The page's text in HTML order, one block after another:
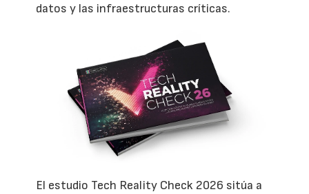
datos y las infraestructuras críticas.
El estudio Tech Reality Check 2026 sitúa a